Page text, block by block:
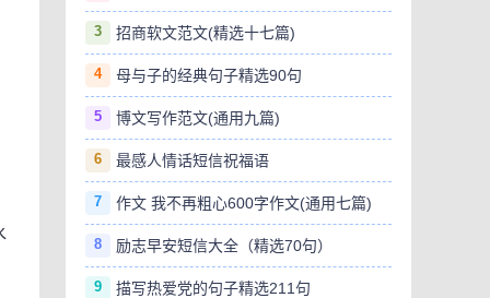
3 招商软文范文(精选十七篇)
4 母与子的经典句子精选90句
5 博文写作范文(通用九篇)
6 最感人情话短信祝福语
7 作文 我不再粗心600字作文(通用七篇)
8 励志早安短信大全（精选70句）
9 描写热爱党的句子精选211句